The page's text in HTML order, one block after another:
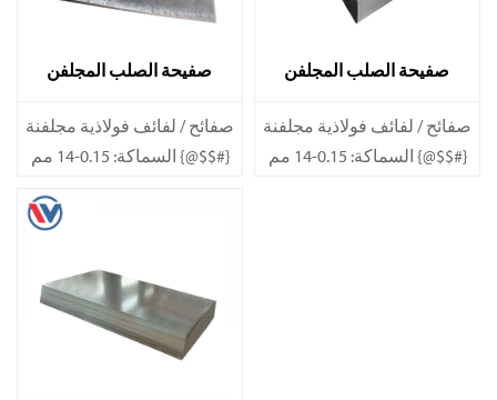
صفيحة الصلب المجلفن
DX53D+Z
صفائح / لفائف فولاذية مجلفنة
{#$$@} السماكة: 0.15-14 مم
العرض: 600-1200 مم
الطول: 600-12000 مم أو
صفيحة الصلب المجلفن
DX52D+Z
صفائح / لفائف فولاذية مجلفنة
{#$$@} السماكة: 0.15-14 مم